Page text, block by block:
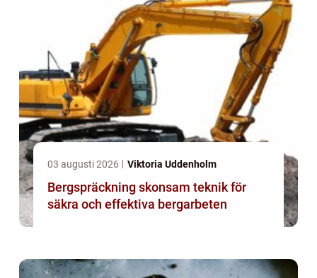
03 augusti 2026 Viktoria Uddenholm
Bergspräckning skonsam teknik för
säkra och effektiva bergarbeten